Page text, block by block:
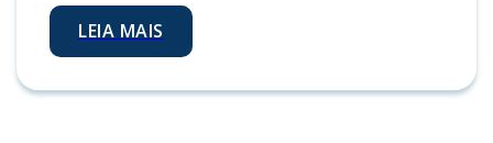
LEIA MAIS